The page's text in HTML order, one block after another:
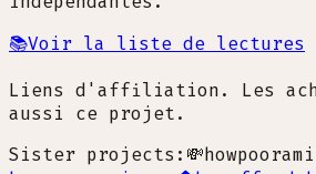
📚Voir la liste de lectures
Liens d'affiliation. Les
aussi ce projet.
Sister projects: 💸